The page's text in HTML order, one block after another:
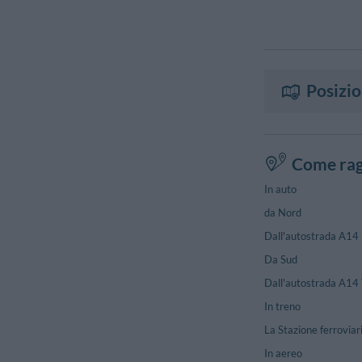
Come
In auto
da Nord
Dall'autostrada A14
Da Sud
Dall'autostrada A14
In treno
La Stazione
In aereo